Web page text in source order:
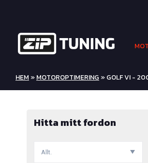
HEM »MOTOROPTIMERING » GOLF VI -
Hitta mitt fordon
Allt.